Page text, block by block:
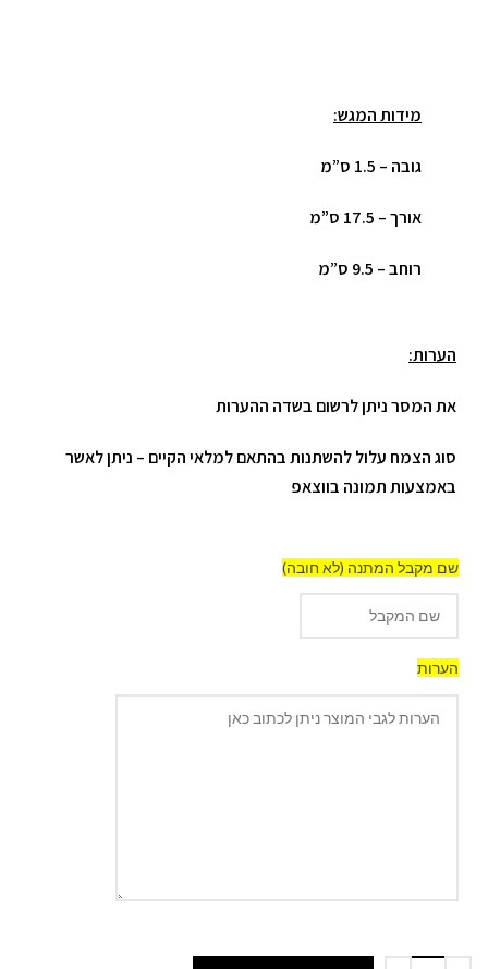
מידות המגש:
גובה – 1.5 ס”מ
אורך – 17.5 ס”מ
רוחב – 9.5 ס”מ
הערות:
את המסר ניתן לרשום בשדה ההערות
סוג הצמח עלול להשתנות בהתאם למלאי הקיים – ניתן לאשר
באמצעות תמונה בווצאפ
שם מקבל המתנה (לא חובה)
הערות